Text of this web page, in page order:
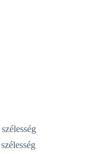
szélesség
szélesség